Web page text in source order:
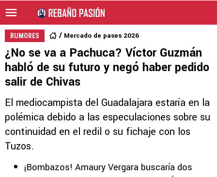
RUMORES Mercado de pases 2026
¿No se va a Pachuca? Víctor Guzmán
habló de su futuro y negó haber pedido
salir de Chivas
El mediocampista del Guadalajara estaría en la
polémica debido a las especulaciones sobre su
continuidad en el redil o su fichaje con los
Tuzos.
¡Bombazos! Amaury Vergara buscaría dos